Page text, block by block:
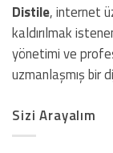
Distile, internet
kaldırılmak
yönetimi ve
uzmanlaşmış bir
Sizi Arayalım